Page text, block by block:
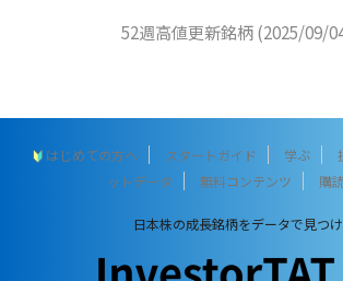
52週高値更新銘柄 (2025/09/
はじめての方へ スタートガイド 学ぶ
ットデータ
無料コンテンツ 購
日本株の成長銘柄をデータで見つ